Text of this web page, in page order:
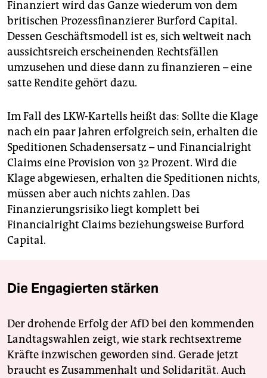
Finanziert wird das Ganze wiederum von dem
britischen Prozessfinanzierer Burford Capital.
Dessen Geschäftsmodell ist es, sich weltweit nach
aussichtsreich erscheinenden Rechtsfällen
umzusehen und diese dann zu finanzieren – eine
satte Rendite gehört dazu.
Im Fall des LKW-Kartells heißt das: Sollte die Klage
nach ein paar Jahren erfolgreich sein, erhalten die
Speditionen Schadensersatz – und Financialright
Claims eine Provision von 32 Prozent. Wird die
Klage abgewiesen, erhalten die Speditionen nichts,
müssen aber auch nichts zahlen. Das
Finanzierungsrisiko liegt komplett bei
Financialright Claims beziehungsweise Burford
Capital.
Die Engagierten stärken
Der drohende Erfolg der AfD bei den kommenden
Landtagswahlen zeigt, wie stark rechtsextreme
Kräfte inzwischen geworden sind. Gerade jetzt
braucht es Zusammenhalt und Solidarität. Auch